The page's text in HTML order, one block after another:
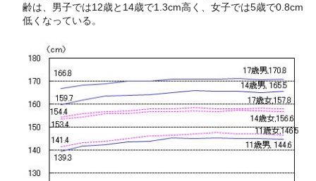
齢は、男子では12歳と14歳で1.3cm高く、女子では5歳で0.8cm
低くなっている。